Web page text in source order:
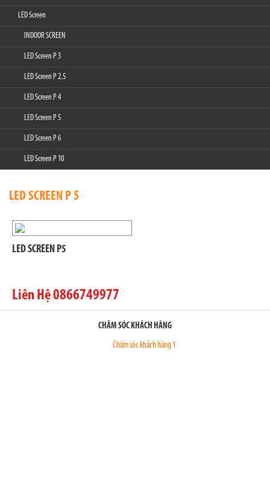
LED Screen
INDOOR SCREEN
LED Screen P 3
LED Screen P 2.5
LED Screen P 4
LED Screen P 5
LED Screen P 6
LED Screen P 10
LED SCREEN P 5
LED SCREEN P5
Liên Hệ 0866749977
CHĂM SÓC KHÁCH HÀNG
Chăm sóc khách hàng 1